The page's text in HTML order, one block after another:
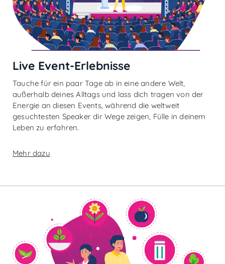
Live Event-Erlebnisse
Tauche für ein paar Tage ab in eine andere Welt,
außerhalb deines Alltags und lass dich tragen von der
Energie an diesen Events, während die weltweit
gesuchtesten Speaker dir Wege zeigen, Fülle in deinem
Leben zu erfahren.
Mehr dazu